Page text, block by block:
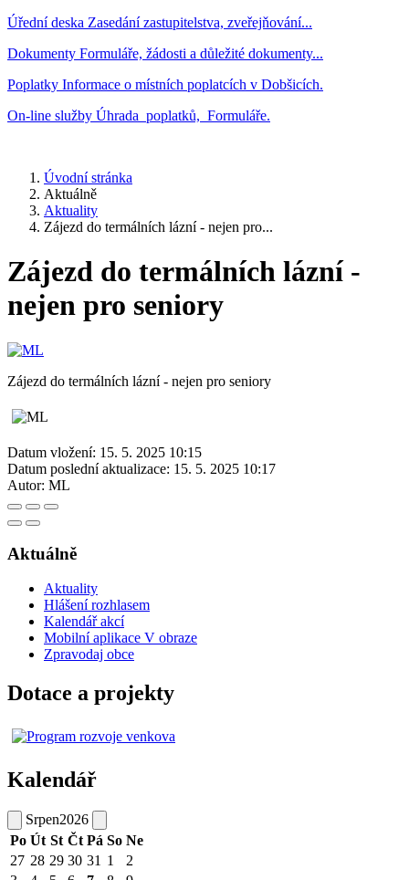
Úřední deska Zasedání zastupitelstva, zveřejňování...
Dokumenty Formuláře, žádosti a důležité dokumenty...
Poplatky Informace o místních poplatcích v Dobšicích.
On-line služby Úhrada poplatků, Formuláře.
Úvodní stránka
Aktuálně
Aktuality
Zájezd do termálních lázní - nejen pro...
Zájezd do termálních lázní -
nejen pro seniory
Zájezd do termálních lázní - nejen pro seniory
Datum vložení: 15. 5. 2025 10:15
Datum poslední aktualizace: 15. 5. 2025 10:17
Autor: ML
Aktuálně
Aktuality
Hlášení rozhlasem
Kalendář akcí
Mobilní aplikace V obraze
Zpravodaj obce
Dotace a projekty
Kalendář
Srpen2026
Po Út St Čt Pá So Ne
27 28 29 30 31 1
2